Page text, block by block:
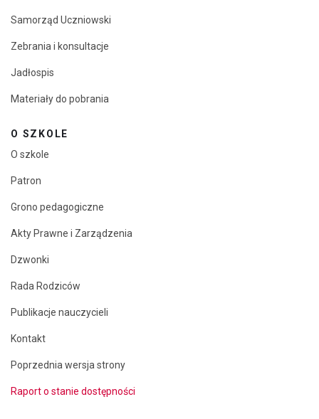
Samorząd Uczniowski
Zebrania i konsultacje
Jadłospis
Materiały do pobrania
O SZKOLE
O szkole
Patron
Grono pedagogiczne
Akty Prawne i Zarządzenia
Dzwonki
Rada Rodziców
Publikacje nauczycieli
Kontakt
Poprzednia wersja strony
Raport o stanie dostępności